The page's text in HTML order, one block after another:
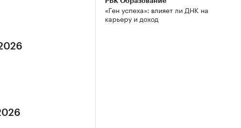
«Ген успеха»: влияет ли ДНК на
карьеру и доход